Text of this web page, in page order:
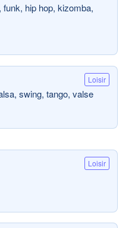
hip hop, kizomba,
Loisir
swing, tango, valse
Loisir